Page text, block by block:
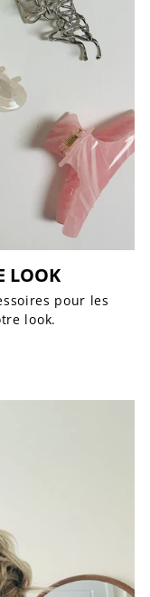
LOOK
pour les
look.